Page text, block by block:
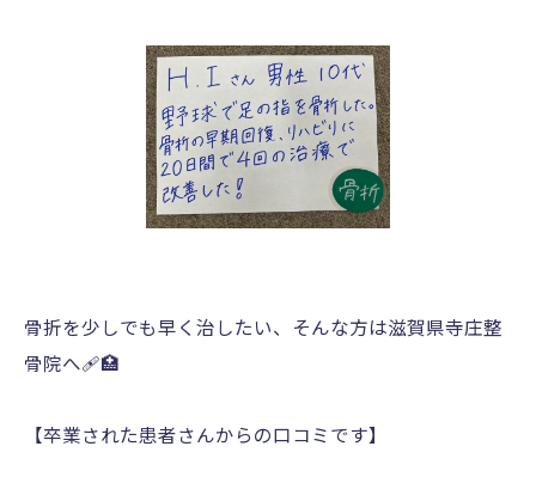
骨折を少しでも早く治したい、そんな方は滋賀県寺庄整
骨院へ🩹🏥
【卒業された患者さんからの口コミです】